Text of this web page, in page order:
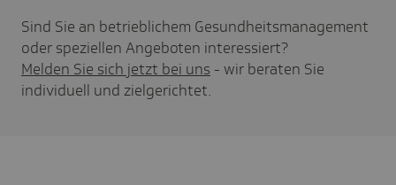
Sind Sie an betrieblichem Gesundheitsmanagement
oder speziellen Angeboten interessiert?
Melden Sie sich jetzt bei uns - wir beraten Sie
individuell und zielgerichtet.